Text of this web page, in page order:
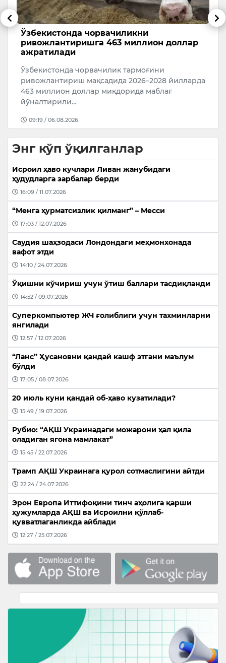
Ўзбекистонда чорвачиликни
ривожлантиришга 463 миллион доллар
ажратилади
Ўзбекистонда чорвачилик тармоғини
ривожлантириш мақсадида 2026–2028 йилларда
463 миллион доллар миқдорида маблағ
йўналтирили…
09:19 / 06.08.2026
Энг кўп ўқилганлар
Исроил ҳаво кучлари Ливан жанубидаги
ҳудудларга зарбалар берди
16:09 / 11.07.2026
“Менга ҳурматсизлик қилманг” – Месси
17:03 / 12.07.2026
Саудия шаҳзодаси Лондондаги меҳмонхонада
вафот этди
14:10 / 24.07.2026
Ўқишни кўчириш учун ўтиш баллари тасдиқланди
14:52 / 09.07.2026
Суперкомпьютер ЖЧ ғолиблиги учун тахминларни
янгилади
12:57 / 12.07.2026
“Ланс” Ҳусановни қандай кашф этгани маълум
бўлди
17:05 / 08.07.2026
20 июль куни қандай об-ҳаво кузатилади?
15:49 / 19.07.2026
Рубио: “АҚШ Украинадаги можарони ҳал қила
оладиган ягона мамлакат”
15:45 / 22.07.2026
Трамп АҚШ Украинага қурол сотмаслигини айтди
22:24 / 24.07.2026
Эрон Европа Иттифоқини тинч аҳолига қарши
ҳужумларда АҚШ ва Исроилни қўллаб-
қувватлаганликда айблади
12:27 / 25.07.2026